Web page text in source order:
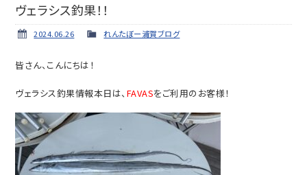
ヴェラシス釣果！！
2024.06.26 れんたぼー浦賀ブログ
皆さん、こんにちは！
ヴェラシス釣果情報本日は、 FAVASをご利用のお客様！